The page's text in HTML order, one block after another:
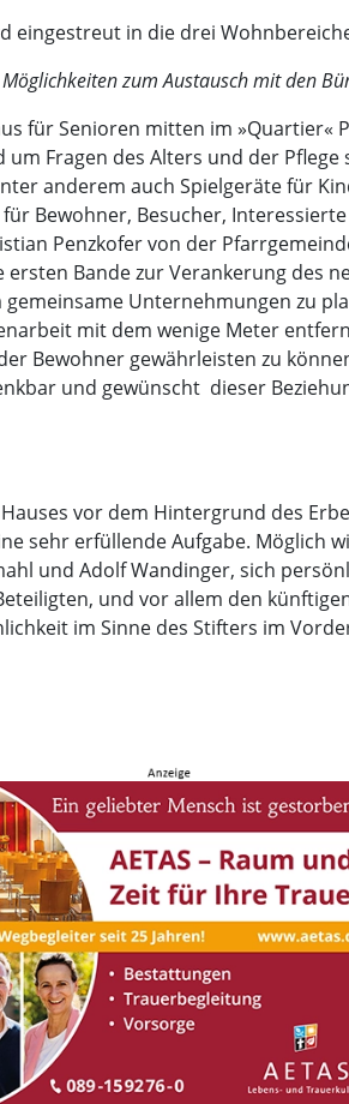
eingestreut in die drei
zum Austausch mit den
für Senioren mitten im »Quartier«
Fragen des Alters und der
anderem auch Spielgeräte für
Bewohner, Besucher,
Penzkofer von der
Bande zur Verankerung des
Unternehmungen zu
mit dem wenige Meter
Bewohner gewährleisten zu
und gewünscht  dieser
vor dem Hintergrund des
sehr erfüllende Aufgabe. Möglich
und Adolf Wandinger, sich
und vor allem den
im Sinne des Stifters im